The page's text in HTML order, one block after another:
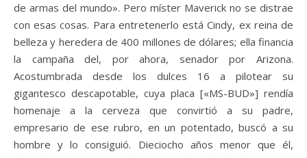
de armas del mundo». Pero míster Maverick no se distrae
con esas cosas. Para entretenerlo está Cindy, ex reina de
belleza y heredera de 400 millones de dólares; ella financia
la campaña del, por ahora, senador por Arizona.
Acostumbrada desde los dulces 16 a pilotear su
gigantesco descapotable, cuya placa [«MS-BUD»] rendía
homenaje a la cerveza que convirtió a su padre,
empresario de ese rubro, en un potentado, buscó a su
hombre y lo consiguió. Dieciocho años menor que él,